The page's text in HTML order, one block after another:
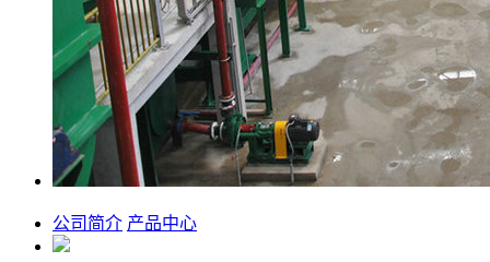
公司简介 产品中心